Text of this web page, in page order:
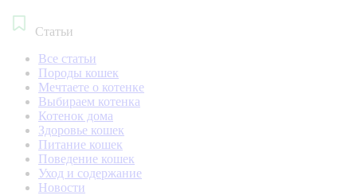
Статьи
Все статьи
Породы кошек
Мечтаете о котенке
Выбираем котенка
Котенок дома
Здоровье кошек
Питание кошек
Поведение кошек
Уход и содержание
Новости